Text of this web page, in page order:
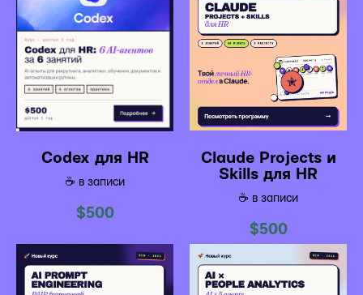
Codex для HR
☕️ в записи
$500
Claude Projects и
Skills для HR
☕️ в записи
$500